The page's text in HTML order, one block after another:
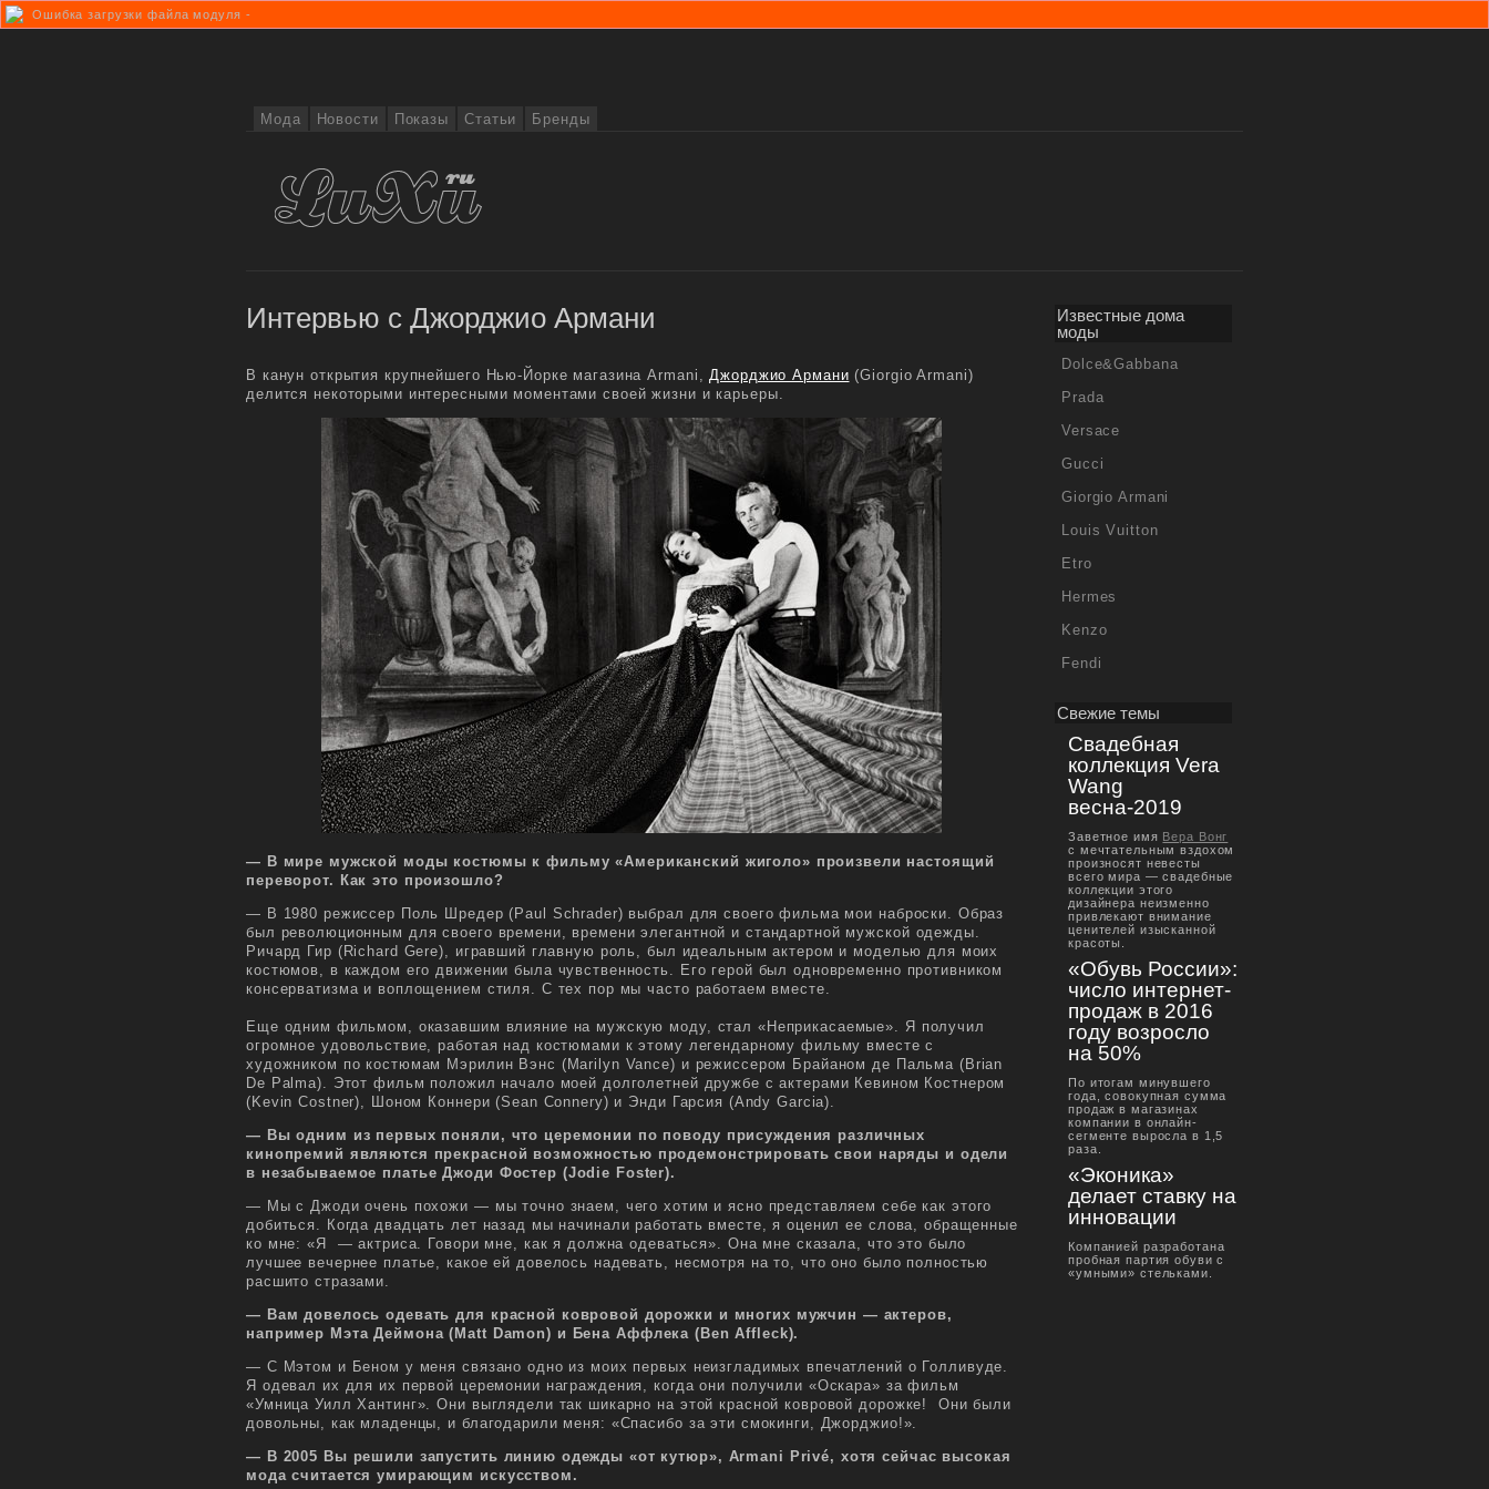
Ошибка загрузки файла модуля -
Мода Новости Показы Статьи Бренды
Интервью с Джорджио Армани
В канун открытия крупнейшего Нью-Йорке магазина Armani,Джорджио Армани (Giorgio Armani)
делится некоторыми интересными моментами своей жизни и карьеры.
— В мире мужской моды костюмы к фильму «Американский жиголо» произвели настоящий
переворот. Как это произошло?
— В 1980 режиссер Поль Шредер (Paul Schrader) выбрал для своего фильма мои наброски. Образ
был революционным для своего времени, времени элегантной и стандартной мужской одежды.
Ричард Гир (Richard Gere), игравший главную роль, был идеальным актером и моделью для моих
костюмов, в каждом его движении была чувственность. Его герой был одновременно противником
консерватизма и воплощением стиля. С тех пор мы часто работаем вместе.
Еще одним фильмом, оказавшим влияние на мужскую моду, стал «Неприкасаемые». Я получил
огромное удовольствие, работая над костюмами к этому легендарному фильму вместе с
художником по костюмам Мэрилин Вэнс (Marilyn Vance) и режиссером Брайаном де Пальма (Brian
De Palma). Этот фильм положил начало моей долголетней дружбе с актерами Кевином Костнером
(Kevin Costner), Шоном Коннери (Sean Connery) и Энди Гарсия (Andy Garcia).
— Вы одним из первых поняли, что церемонии по поводу присуждения различных
кинопремий являются прекрасной возможностью продемонстрировать свои наряды и одели
в незабываемое платье Джоди Фостер (Jodie Foster).
— Мы с Джоди очень похожи — мы точно знаем, чего хотим и ясно представляем себе как этого
добиться. Когда двадцать лет назад мы начинали работать вместе, я оценил ее слова, обращенные
ко мне: «Я — актриса. Говори мне, как я должна одеваться». Она мне сказала, что это было
лучшее вечернее платье, какое ей довелось надевать, несмотря на то, что оно было полностью
расшито стразами.
— Вам довелось одевать для красной ковровой дорожки и многих мужчин — актеров,
например Мэта Деймона ( Matt Damon) и Бена Аффлека ( Ben Affleck).
— С Мэтом и Беном у меня связано одно из моих первых неизгладимых впечатлений о Голливуде.
Я одевал их для их первой церемонии награждения, когда они получили «Оскара» за фильм
«Умница Уилл Хантинг». Они выглядели так шикарно на этой красной ковровой дорожке! Они были
довольны, как младенцы, и благодарили меня: «Спасибо за эти смокинги, Джорджио!».
— В 2005 Вы решили запустить линию одежды «от кутюр», Armani Privé, хотя сейчас высокая
мода считается умирающим искусством.
Известные дома
моды
Dolce&Gabbana
Prada
Versace
Gucci
Giorgio Armani
Louis Vuitton
Etro
Hermes
Kenzo
Fendi
Свежие темы
Свадебная
коллекция Vera
Wang
весна-2019
Заветное имя Вера Вонг
с мечтательным вздохом
произносят невесты
всего мира — свадебные
коллекции этого
дизайнера неизменно
привлекают внимание
ценителей изысканной
красоты.
«Обувь России»:
число интернет-
продаж в 2016
году возросло
на 50%
По итогам минувшего
года, совокупная сумма
продаж в магазинах
компании в онлайн-
сегменте выросла в 1,5
раза.
«Эконика»
делает ставку на
инновации
Компанией разработана
пробная партия обуви с
«умными» стельками.